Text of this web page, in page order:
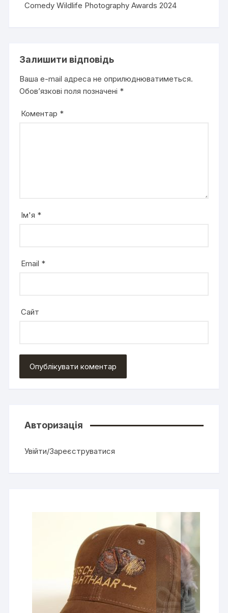
Comedy Wildlife Photography Awards 2024
Залишити відповідь
Ваша e-mail адреса не оприлюднюватиметься.
Обов’язкові поля позначені *
Коментар *
Ім'я *
Email *
Сайт
Авторизація
Увійти/Зареєструватися